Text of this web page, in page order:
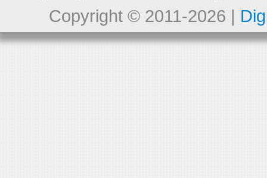
Copyright © 2011-2026 |